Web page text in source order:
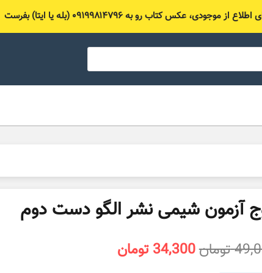
اطلاع از موجودی، عکس کتاب رو به ۰۹۱۹۹۸۱۴۷۹۶ (بله یا ایتا) بفرست
آزمون شیمی نشر الگو دست دوم
تومانقیمت
34,300 تومان